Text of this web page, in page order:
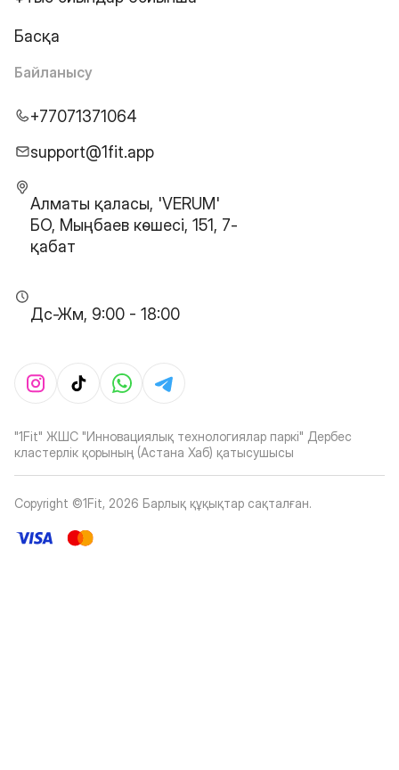
Басқа
Байланысу
+77071371064
support@1fit.app
Алматы қаласы, 'VERUM'
БО, Мыңбаев көшесі, 151, 7-
қабат
Дс-Жм, 9:00 - 18:00
"1Fit" ЖШС "Инновациялық технологиялар паркі" Дербес
кластерлік қорының (Астана Хаб) қатысушысы
Copyright ©1Fit, 2026 Барлық құқықтар сақталған.